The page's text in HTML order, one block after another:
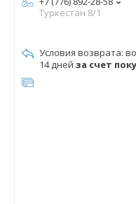
Туркестан 8/1
14 дней за счет